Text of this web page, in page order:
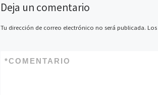
Deja un comentario
Tu dirección de correo electrónico no será publicada.
COMENTARIO
*